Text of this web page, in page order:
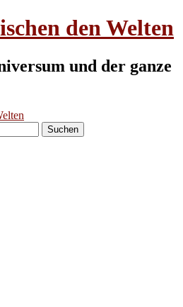
den Welten
und der ganze